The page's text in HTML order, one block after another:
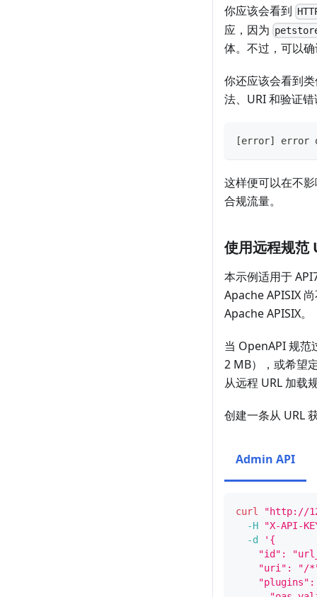
你应该会看到
应，因为
体。不过，可以
你还应该会看到
法、URI 和验证
[error] error
这样便可以在不
合规流量。
使用远程规范
本示例适用于
Apache APISIX
Apache APISIX。
当 OpenAPI 规范
2 MB），或希望
从远程 URL 加载
创建一条从 URL
Admin API
curl
"http://
-H
"X-API-
-d
'{
"id":
"uri": "/
"plugins":